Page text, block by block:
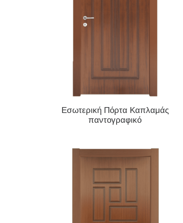
ΔΙΑΒΆΣΤΕ ΠΕΡΙΣΣΌΤΕΡΑ
Εσωτερική Πόρτα Καπλαμάς
παντογραφικό